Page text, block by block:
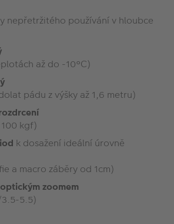
nepřetržitého používání v hloubce
až do -10°C)
pádu z výšky až 1,6 metru)
kgf)
k dosažení ideální úrovně
a macro záběry od 1cm)
zoomem
5.5)